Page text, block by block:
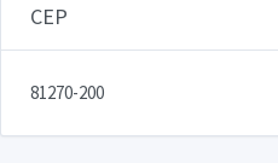
CEP
81270-200